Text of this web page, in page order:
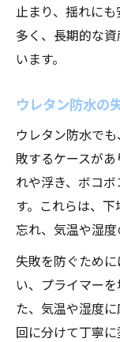
止まり、揺れに
多く、長期的な
います。
ウレタン防水の
ウレタン防水で
敗するケースが
れや浮き、ボコ
す。これらは、
忘れ、気温や湿度
失敗を防ぐため
い、プライマー
た、気温や湿度
回に分けて丁寧